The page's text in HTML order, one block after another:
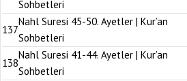
Sohbetleri
137
Nahl Suresi 45-50. Ayetler | Kur’an
Sohbetleri
138
Nahl Suresi 41-44. Ayetler | Kur’an
Sohbetleri